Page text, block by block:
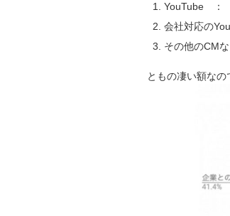
YouTube ：
会社対応の
その他のCM
ともの凄い額なの